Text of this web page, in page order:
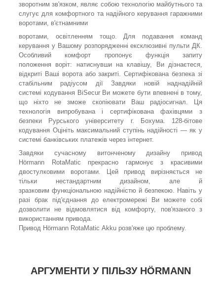
зворотним зв'язком, являє собою технологію майбутнього та
слугує для комфортного та надійного керування гаражними
воротами, в'єтнамними
воротами, освітленням тощо. Для подавання команд
керування у Вашому розпорядженні ексклюзивні пульти ДК.
Особливий комфорт пропонує функція запиту
положення воріт: натиснувши на клавішу, Ви дізнаєтеся,
відкриті Ваші ворота або закриті. Сертифікована безпека зі
стабільним радіусом дії Завдяки новій наднадійній
системі кодування BiSecur Ви можете бути впевнені в тому,
що ніхто не зможе скопіювати Ваш радіосигнал. Ця
технологія випробувана і сертифікована фахівцями з
безпеки Рурського університету г. Бохума. 128-бітове
кодування Оцініть максимальний ступінь надійності — як у
системі банківських платежів через інтернет.
Завдяки сучасному витонченому дизайну привод
Hörmann RotaMatic прекрасно гармонує з красивими
двостулковими воротами. Цей привод вирізняється не
тільки нестандартним дизайном, але й
зразковим функціональною надійністю й безпекою. Навіть у
разі брак під'єднання до електромережі Ви можете собі
дозволити не відмовлятися від комфорту, пов'язаного з
використанням привода.
Привод Hörmann RotaMatic Akku розв'яже цю проблему.
АРГУМЕНТИ У ПІЛЬЗУ HÖRMANN